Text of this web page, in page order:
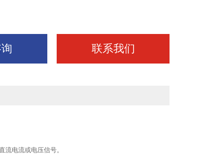
联系我们
电流或电压信号。